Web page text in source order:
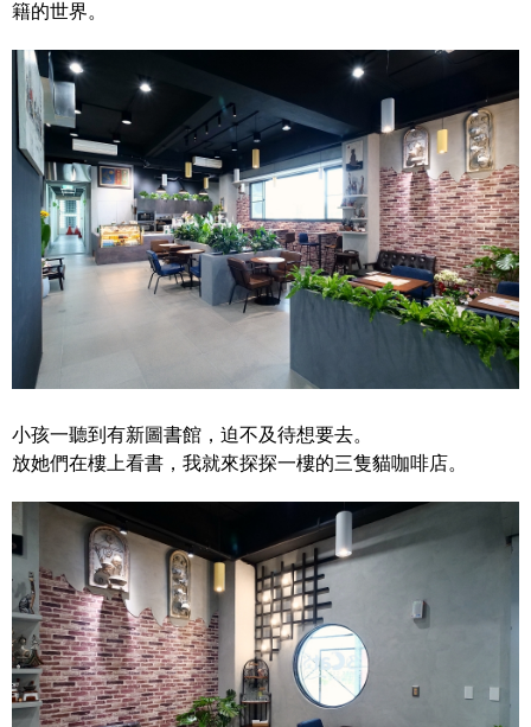
籍的世界。
小孩一聽到有新圖書館，迫不及待想要去。
放她們在樓上看書，我就來探探一樓的三隻貓咖啡店。